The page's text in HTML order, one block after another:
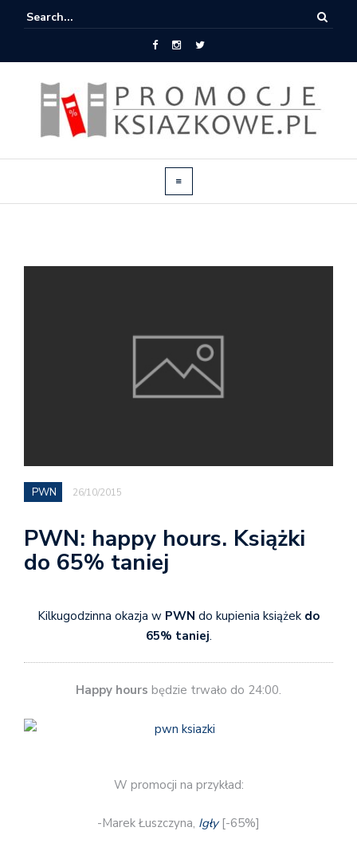
PWN 26/10/2015
PWN: happy hours. Książki
do 65% taniej
Kilkugodzinna okazja w PWN do kupienia książek do
65% taniej.
Happy hours będzie trwało do 24:00.
W promocji na przykład:
-Marek Łuszczyna, Igły[-65%]